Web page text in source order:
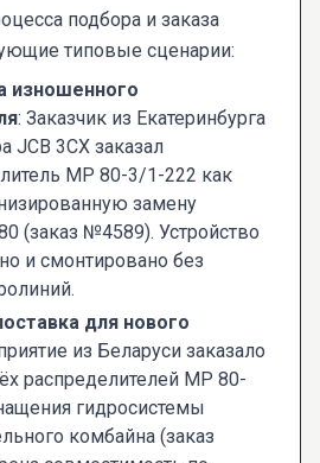
подбора и заказа
типовые сценарии:
изношенного
: Заказчик из Екатеринбурга
JCB 3CX заказал
МР 80-3/1-222 как
замену
(заказ №4589). Устройство
и смонтировано без
для нового
из Беларуси заказало
распределителей МР 80-
гидросистемы
комбайна (заказ